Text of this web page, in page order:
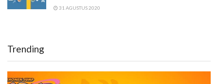
31 AGUSTUS 2020
Trending